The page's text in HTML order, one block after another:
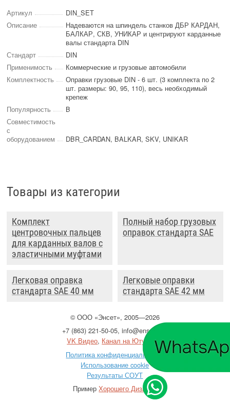
Артикул
DIN_SET
Описание
Надеваются на шпиндель станков ДБР КАРДАН,
БАЛКАР, СКВ, УНИКАР и центрируют карданные
валы стандарта DIN
Стандарт
DIN
Применимость
Коммерческие и грузовые автомобили
Комплектность
Оправки грузовые DIN - 6 шт. (3 комплекта по 2
шт. размеры: 90, 95, 110), весь необходимый
крепеж
Популярность
B
Совместимость
с
оборудованием
DBR_CARDAN, BALKAR, SKV, UNIKAR
Товары из категории
Комплект
центровочных пальцев
для карданных валов с
эластичными муфтами
Полный набор грузовых
оправок стандарта SAE
Легковая оправка
стандарта SAE 40 мм
Легковые оправки
стандарта SAE 42 мм
©ООО«Энсет», 2005—2026
+7 (863) 221-50-05, info@enset.ru
VK Видео, Канал на Ютубе
Политика конфиденциальности
Использование cookie
Результаты СОУТ
ПримерХорошего Дизайна